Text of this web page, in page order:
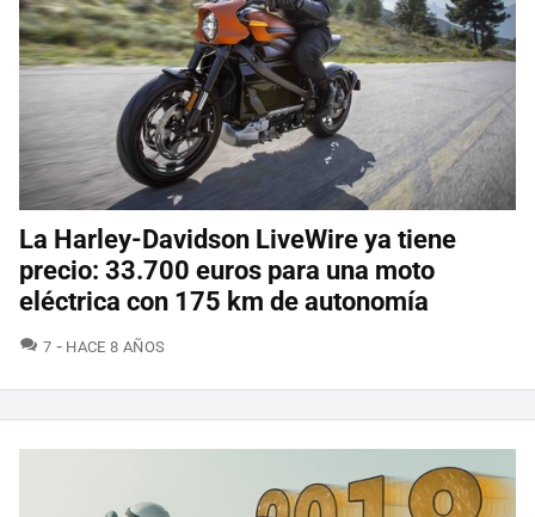
La Harley-Davidson LiveWire ya tiene
precio: 33.700 euros para una moto
eléctrica con 175 km de autonomía
7 COMENTARIOS
HACE 8 AÑOS